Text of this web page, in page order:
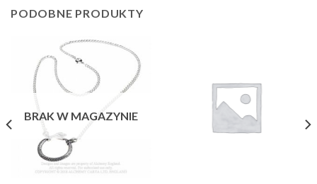
PODOBNE PRODUKTY
BRAK W MAGAZYNIE